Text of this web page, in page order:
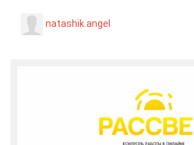
natashik.angel